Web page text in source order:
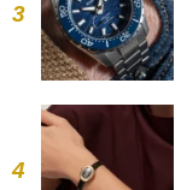
3
4